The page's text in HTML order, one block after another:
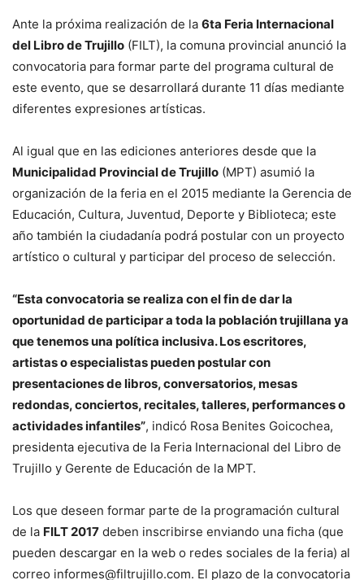
Ante la próxima realización de la 6ta Feria Internacional
del Libro de Trujillo (FILT), la comuna provincial anunció la
convocatoria para formar parte del programa cultural de
este evento, que se desarrollará durante 11 días mediante
diferentes expresiones artísticas.
Al igual que en las ediciones anteriores desde que la
Municipalidad Provincial de Trujillo (MPT) asumió la
organización de la feria en el 2015 mediante la Gerencia de
Educación, Cultura, Juventud, Deporte y Biblioteca; este
año también la ciudadanía podrá postular con un proyecto
artístico o cultural y participar del proceso de selección.
“Esta convocatoria se realiza con el fin de dar la
oportunidad de participar a toda la población trujillana ya
que tenemos una política inclusiva. Los escritores,
artistas o especialistas pueden postular con
presentaciones de libros, conversatorios, mesas
redondas, conciertos, recitales, talleres, performances o
actividades infantiles”, indicó Rosa Benites Goicochea,
presidenta ejecutiva de la Feria Internacional del Libro de
Trujillo y Gerente de Educación de la MPT.
Los que deseen formar parte de la programación cultural
de la FILT 2017 deben inscribirse enviando una ficha (que
pueden descargar en la web o redes sociales de la feria) al
correo informes@filtrujillo.com. El plazo de la convocatoria